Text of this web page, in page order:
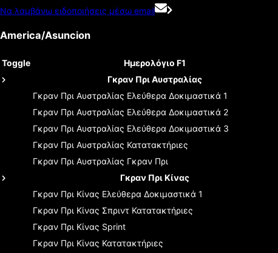
Να λαμβάνω ειδοποιήσεις μέσω email
America/Asuncion
Toggle Ημερολόγιο F1
Γκραν Πρι Αυστραλίας
Γκραν Πρι Αυστραλίας Ελεύθερα Δοκιμαστικά 1
Γκραν Πρι Αυστραλίας Ελεύθερα Δοκιμαστικά 2
Γκραν Πρι Αυστραλίας Ελεύθερα Δοκιμαστικά 3
Γκραν Πρι Αυστραλίας Κατατακτήριες
Γκραν Πρι Αυστραλίας Γκραν Πρι
Γκραν Πρι Κίνας
Γκραν Πρι Κίνας Ελεύθερα Δοκιμαστικά 1
Γκραν Πρι Κίνας Σπριντ Κατατακτήριες
Γκραν Πρι Κίνας Sprint
Γκραν Πρι Κίνας Κατατακτήριες